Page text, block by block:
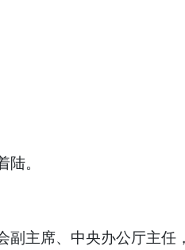
。
主席、中央办公厅主任